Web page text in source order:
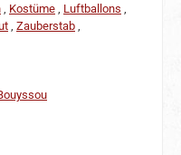
Kostüme Luftballons
Zauberstab